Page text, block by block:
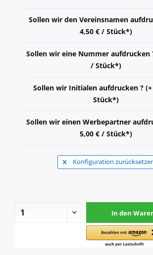
Sollen wir den Vereinsnamen
4,50 € / Stück*)
Sollen wir eine Nummer aufdrucken
/ Stück*)
Sollen wir Initialen aufdrucken ?
Stück*)
Sollen wir einen Werbepartner
5,00 € / Stück*)
Konfiguration
In den